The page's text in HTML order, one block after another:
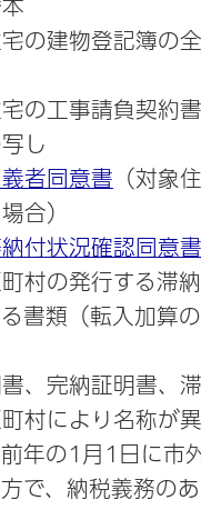
の建物登記簿の
の工事請負契約
し
者同意書 （対象
合）
付状況確認同意書
村の発行する滞
書類（転入加算
、完納証明書、
村により名称が異
年の1月1日に市
で、納税義務の